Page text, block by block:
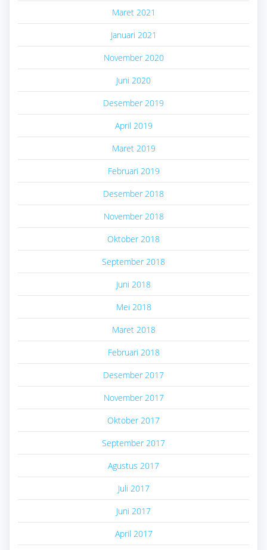
Maret 2021
Januari 2021
November 2020
Juni 2020
Desember 2019
April 2019
Maret 2019
Februari 2019
Desember 2018
November 2018
Oktober 2018
September 2018
Juni 2018
Mei 2018
Maret 2018
Februari 2018
Desember 2017
November 2017
Oktober 2017
September 2017
Agustus 2017
Juli 2017
Juni 2017
April 2017